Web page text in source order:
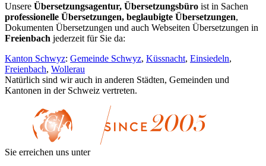
Unsere Übersetzungsagentur, Übersetzungsbüro ist in Sachen
professionelle Übersetzungen, beglaubigte Übersetzungen,
Dokumenten Übersetzungen und auch Webseiten Übersetzungen in
Freienbach jederzeit für Sie da:
Kanton Schwyz: Gemeinde Schwyz, Küssnacht, Einsiedeln,
Freienbach, Wollerau
Natürlich sind wir auch in anderen Städten, Gemeinden und
Kantonen in der Schweiz vertreten.
Sie erreichen uns unter